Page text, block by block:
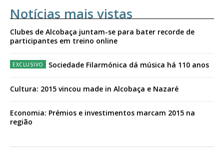
Notícias mais vistas
Clubes de Alcobaça juntam-se para bater recorde de
participantes em treino online
Sociedade Filarmónica dá música há 110 anos
Cultura: 2015 vincou made in Alcobaça e Nazaré
Economia: Prémios e investimentos marcam 2015 na
região